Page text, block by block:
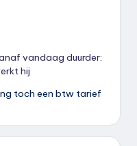
vandaag duurder:
hij
toch een btw tarief